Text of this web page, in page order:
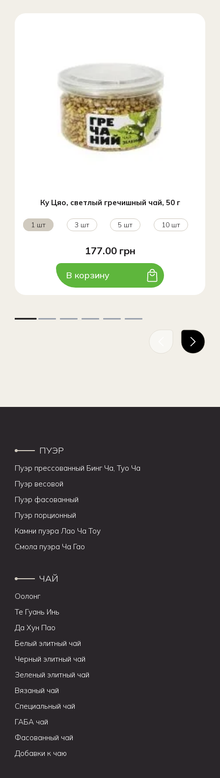
Ку Цяо, светлый гречишный чай, 50 г
1 шт 3 шт 5 шт 10 шт
177.00 грн
В корзину
ПУЭР
Пуэр прессованный Бинг Ча, Туо Ча
Пуэр весовой
Пуэр фасованный
Пуэр порционный
Камни пуэра Лао Ча Тоу
Смола пуэра Ча Гао
ЧАЙ
Оолонг
Те Гуань Инь
Да Хун Пао
Белый элитный чай
Черный элитный чай
Зеленый элитный чай
Вязаный чай
Специальный чай
ГАБА чай
Фасованный чай
Добавки к чаю